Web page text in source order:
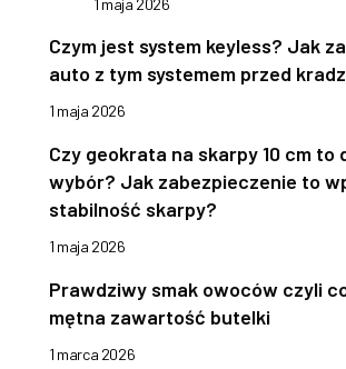
1 maja 2026
Czym jest system keyless? Jak
auto z tym systemem przed
1 maja 2026
Czy geokrata na skarpy 10 cm to
wybór? Jak zabezpieczenie to
stabilność skarpy?
1 maja 2026
Prawdziwy smak owoców czyli
mętna zawartość butelki
1 marca 2026